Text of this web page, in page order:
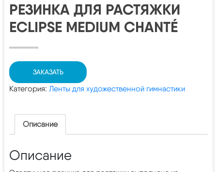
РЕЗИНКА ДЛЯ РАСТЯЖКИ
ECLIPSE MEDIUM CHANTÉ
ЗАКАЗАТЬ
Категория: Ленты для художественной гимнастики
Описание
Описание